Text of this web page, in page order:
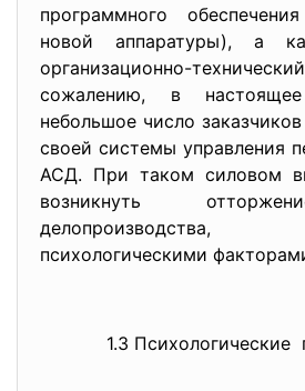
программного
новой аппаратуры), а
организационно-
сожалению, в
небольшое число
своей системы управления
АСД. При таком силовом
возникнуть
делопроизводства,
психологическими
1.3 Психологические